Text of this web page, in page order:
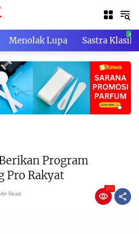
Menolak Lupa Sastra Klasik
Program
Pro Rakyat
Read
272